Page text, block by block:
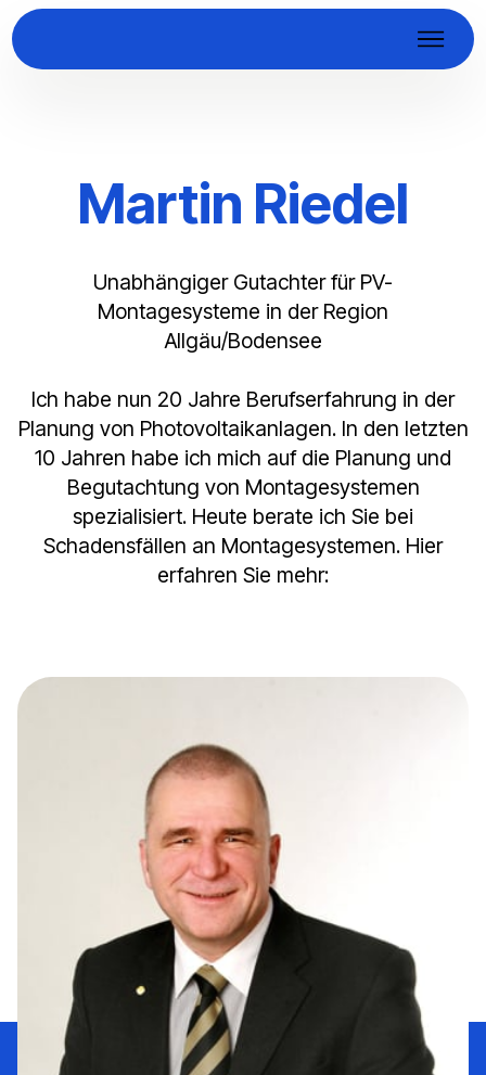
Martin Riedel
Unabhängiger Gutachter für PV-
Montagesysteme in der Region
Allgäu/Bodensee
Ich habe nun 20 Jahre Berufserfahrung in der
Planung von Photovoltaikanlagen. In den letzten
10 Jahren habe ich mich auf die Planung und
Begutachtung von Montagesystemen
spezialisiert. Heute berate ich Sie bei
Schadensfällen an Montagesystemen. Hier
erfahren Sie mehr: